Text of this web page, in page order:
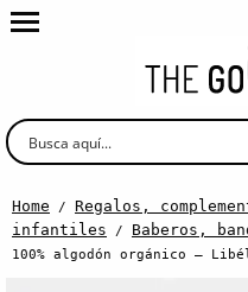
Home / Regalos,
infantiles / Baberos,
100% algodón orgánico –